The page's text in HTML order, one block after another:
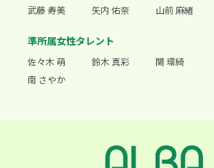
武藤 寿美
矢内 佑奈 山前 麻緒
準所属女性タレント
佐々木 萌 鈴木 真彩 関 環綺
南 さやか